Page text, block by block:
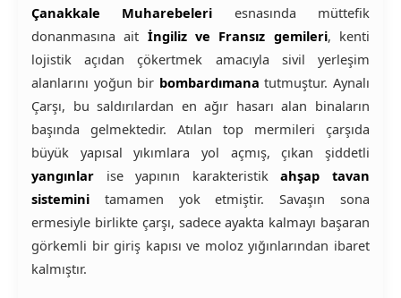
Çanakkale Muharebeleri esnasında müttefik
donanmasına ait İngiliz ve Fransız gemileri, kenti
lojistik açıdan çökertmek amacıyla sivil yerleşim
alanlarını yoğun bir bombardımana tutmuştur. Aynalı
Çarşı, bu saldırılardan en ağır hasarı alan binaların
başında gelmektedir. Atılan top mermileri çarşıda
büyük yapısal yıkımlara yol açmış, çıkan şiddetli
yangınlar ise yapının karakteristikahşap tavan
sistemini tamamen yok etmiştir. Savaşın sona
ermesiyle birlikte çarşı, sadece ayakta kalmayı başaran
görkemli bir giriş kapısı ve moloz yığınlarından ibaret
kalmıştır.